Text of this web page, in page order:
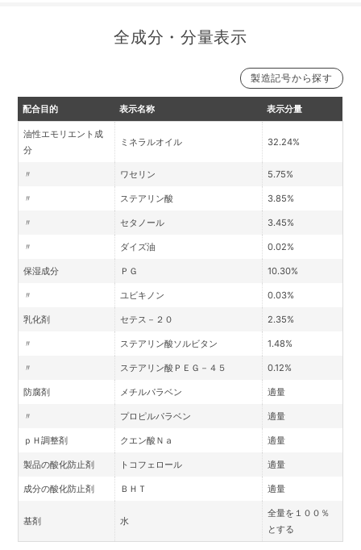
全成分・分量表示
製造記号から探す
製造記号25041の一部より変更 製造記号25041の一部まで 製造記号14101の一部まで
配合目的 表示名称 表示分量
油性エモリエント成
分
ミネラルオイル 32.24%
〃 ワセリン 5.75%
〃 ステアリン酸 3.85%
〃 セタノール 3.45%
〃 ダイズ油 0.02%
保湿成分 ＰＧ 10.30%
〃 ユビキノン 0.03%
乳化剤 セテス－２０ 2.35%
〃 ステアリン酸ソルビタン 1.48%
〃 ステアリン酸ＰＥＧ－４５ 0.12%
防腐剤 メチルパラベン 適量
〃 プロピルパラベン 適量
ｐＨ調整剤 クエン酸Ｎａ 適量
製品の酸化防止剤 トコフェロール 適量
成分の酸化防止剤 ＢＨＴ 適量
基剤 水
全量を１００％
とする